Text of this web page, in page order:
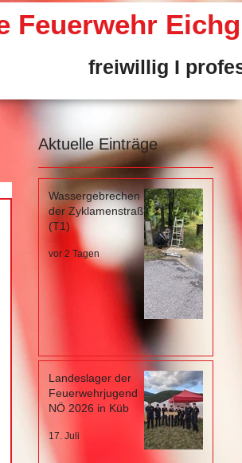
Feuerwehr
freiwillig I
Aktuelle Einträge
Wassergebrechen in
der Zyklamenstraße
(T1)
vor 2 Tagen
Landeslager der
Feuerwehrjugend
NÖ 2026 in Küb
17. Juli